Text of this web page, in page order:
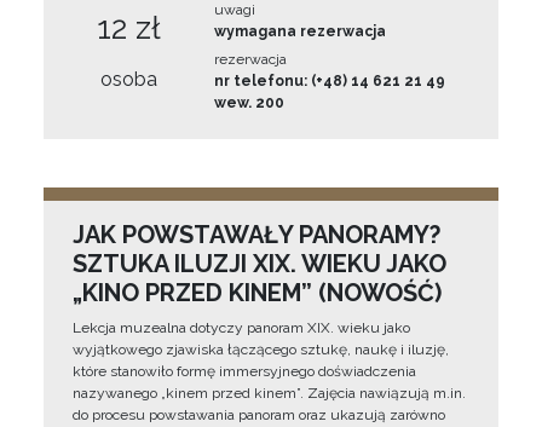
12 zł
osoba
uwagi
wymagana rezerwacja
rezerwacja
nr telefonu: (+48) 14 621 21 49
wew. 200
JAK POWSTAWAŁY PANORAMY?
SZTUKA ILUZJI XIX. WIEKU JAKO
„KINO PRZED KINEM” (NOWOŚĆ)
Lekcja muzealna dotyczy panoram XIX. wieku jako
wyjątkowego zjawiska łączącego sztukę, naukę i iluzję,
które stanowiło formę immersyjnego doświadczenia
nazywanego „kinem przed kinem”. Zajęcia nawiązują m.in.
do procesu powstawania panoram oraz ukazują zarówno